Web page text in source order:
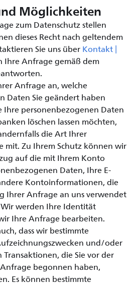
Möglichkeiten
zum Datenschutz stellen
dieses Recht nach geltendem
Sie uns überKontakt |
Ihre Anfrage gemäß dem
Anfrage an, welche
Daten Sie geändert haben
Ihre personenbezogenen Daten
löschen lassen möchten,
die Art Ihrer
mit. Zu Ihrem Schutz können wir
auf die mit Ihrem Konto
Daten, Ihre E-
Kontoinformationen, die
Ihrer Anfrage an uns verwendet
werden Ihre Identität
Ihre Anfrage bearbeiten.
dass wir bestimmte
und/oder
die Sie vor der
begonnen haben,
Es können bestimmte